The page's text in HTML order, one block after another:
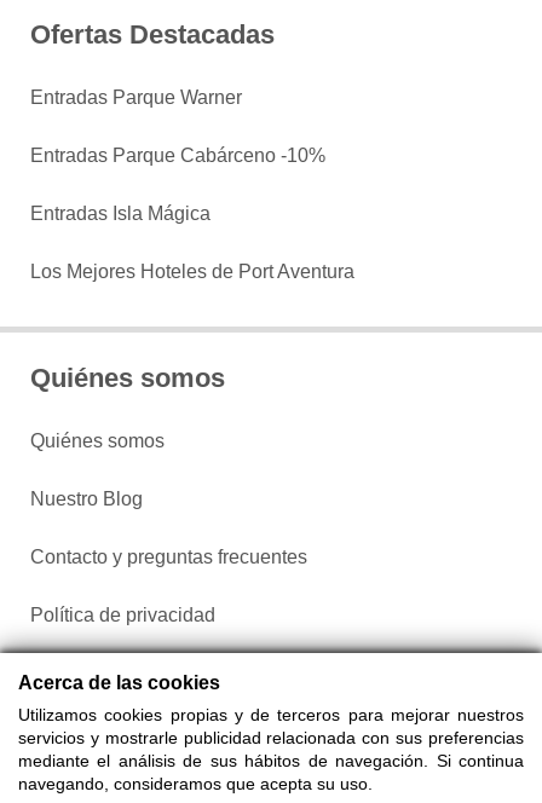
Ofertas Destacadas
Entradas Parque Warner
Entradas Parque Cabárceno -10%
Entradas Isla Mágica
Los Mejores Hoteles de Port Aventura
Quiénes somos
Quiénes somos
Nuestro Blog
Contacto y preguntas frecuentes
Política de privacidad
Configurar cookies
Acerca de las cookies
Utilizamos cookies propias y de terceros para mejorar nuestros
servicios y mostrarle publicidad relacionada con sus preferencias
mediante el análisis de sus hábitos de navegación. Si continua
navegando, consideramos que acepta su uso.